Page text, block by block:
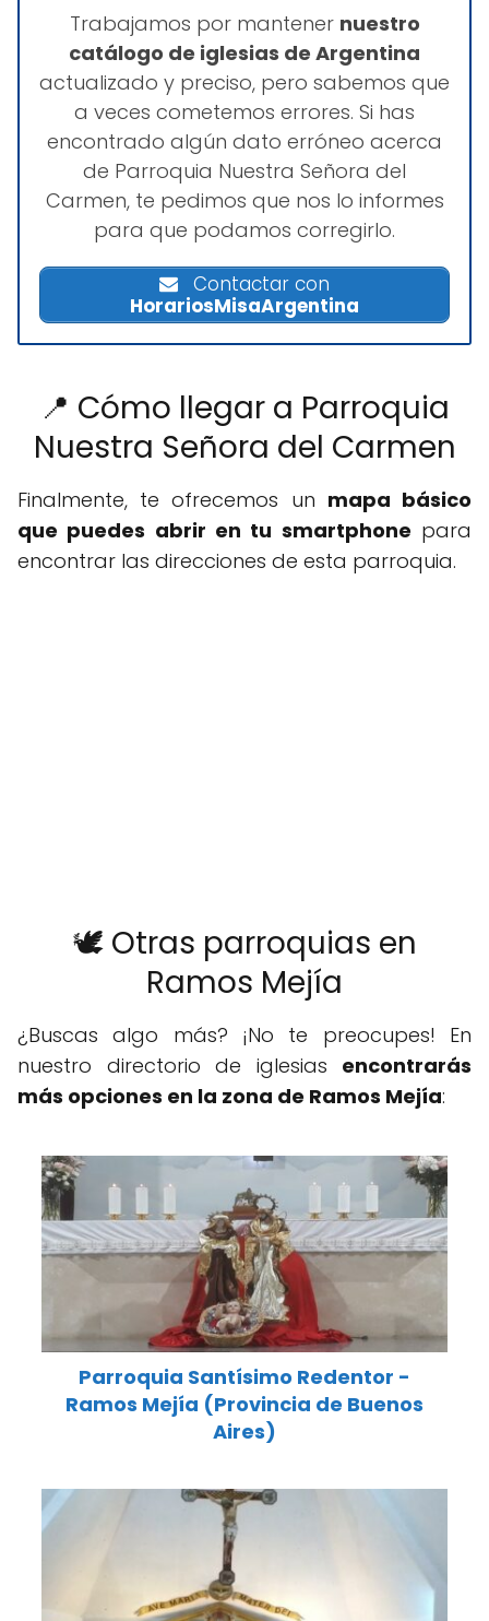
Trabajamos por mantener nuestro
catálogo de iglesias de Argentina
actualizado y preciso, pero sabemos que
a veces cometemos errores. Si has
encontrado algún dato erróneo acerca
de Parroquia Nuestra Señora del
Carmen, te pedimos que nos lo informes
para que podamos corregirlo.
Contactar con
HorariosMisaArgentina
📍 Cómo llegar a Parroquia
Nuestra Señora del Carmen
Finalmente, te ofrecemos un mapa básico
que puedes abrir en tu smartphone para
encontrar las direcciones de esta parroquia.
🕊️ Otras parroquias en
Ramos Mejía
¿Buscas algo más? ¡No te preocupes! En
nuestro directorio de iglesias encontrarás
más opciones en la zona de Ramos Mejía:
Parroquia Santísimo Redentor -
Ramos Mejía (Provincia de Buenos
Aires)